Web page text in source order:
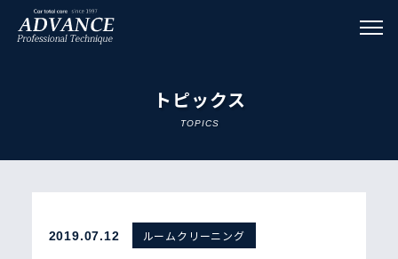
トピックス
2019.07.12 ルームクリーニング